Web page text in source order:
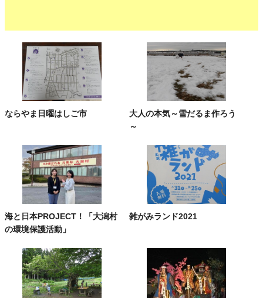
ならやま日曜はしご市
大人の本気～雪だるま作ろう
～
海と日本PROJECT！「大潟村
の環境保護活動」
雑がみランド2021